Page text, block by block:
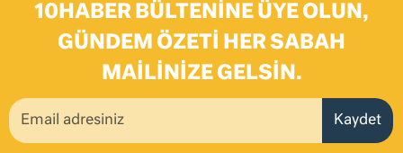
10HABER BÜLTENINE ÜYE OLUN,
GÜNDEM ÖZETI HER SABAH
MAILINIZE GELSIN.
Kaydet